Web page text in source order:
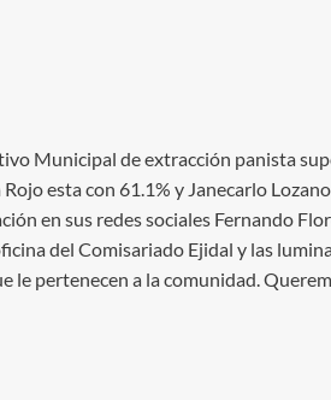
Municipal de extracción panista
esta con 61.1% y Janecarlo
en sus redes sociales Fernando
del Comisariado Ejidal y las
le pertenecen a la comunidad.